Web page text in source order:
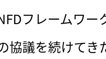
フレームワ
協議を続けてき